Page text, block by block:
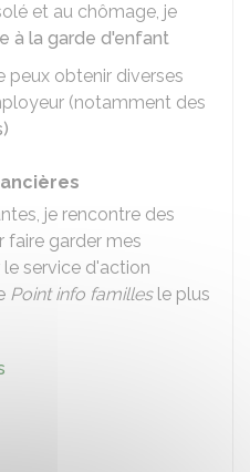
et au chômage, je
à la garde d'enfant
peux obtenir diverses
(notamment des
je rencontre des
faire garder mes
service d'action
Point info famillesle plus